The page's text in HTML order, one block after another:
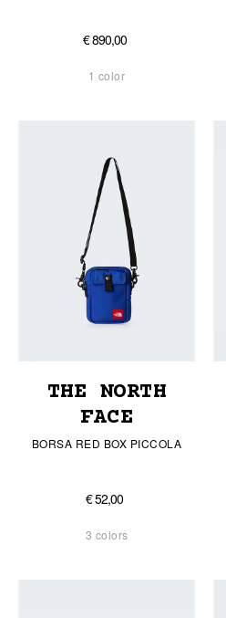
€ 890,00
1 color
THE NORTH
FACE
BORSA RED BOX PICCOLA
€ 52,00
3 colors